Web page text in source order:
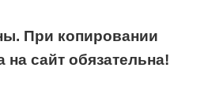
При копировании
сайт обязательна!